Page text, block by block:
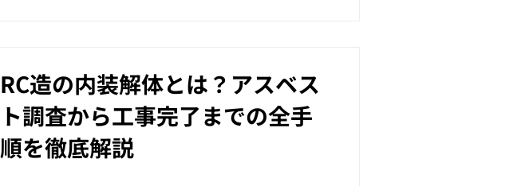
RC造の内装解体とは？アスベス
ト調査から工事完了までの全手
順を徹底解説